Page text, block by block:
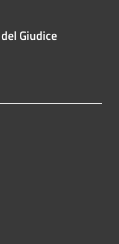
Giudice